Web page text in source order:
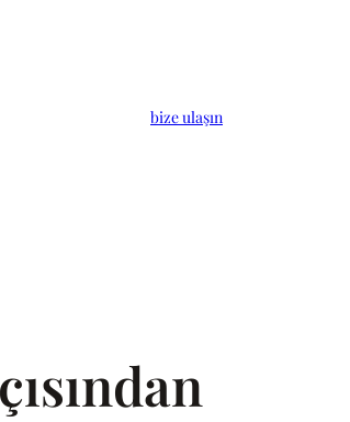
bize ulaşın